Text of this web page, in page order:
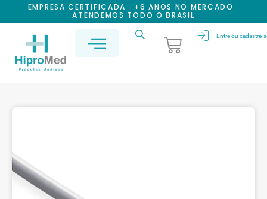
EMPRESA CERTIFICADA · +6 ANOS NO MERCADO ·
ATENDEMOS TODO O BRASIL
Entre ou cadastre-